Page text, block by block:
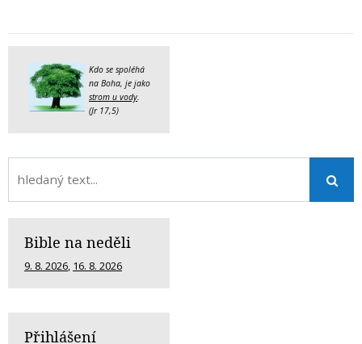
Kdo se spoléhá
na Boha, je jako
strom u vody.
(Jr 17,5)
Bible na neděli
9. 8. 2026, 16. 8. 2026
Přihlášení